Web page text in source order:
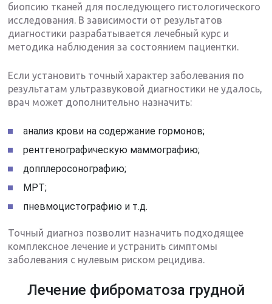
биопсию тканей для последующего гистологического
исследования. В зависимости от результатов
диагностики разрабатывается лечебный курс и
методика наблюдения за состоянием пациентки.
Если установить точный характер заболевания по
результатам ультразвуковой диагностики не удалось,
врач может дополнительно назначить:
анализ крови на содержание гормонов;
рентгенографическую маммографию;
допплеросонографию;
МРТ;
пневмоцистографию и т.д.
Точный диагноз позволит назначить подходящее
комплексное лечение и устранить симптомы
заболевания с нулевым риском рецидива.
Лечение фиброматоза грудной